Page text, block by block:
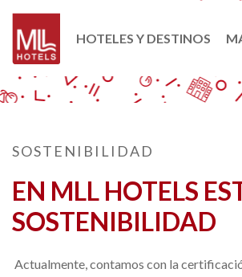
HOTELES Y DESTINOS
SOSTENIBILIDAD
EN MLL HOTELS
SOSTENIBILIDAD
Actualmente, contamos con la